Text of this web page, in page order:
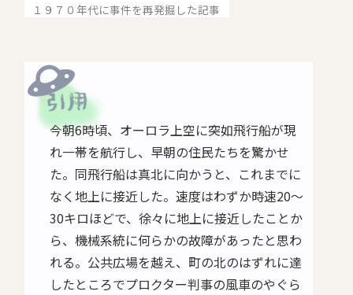
１９７０年代に事件を再発掘した記事
今朝6時頃、オーロラ上空に突如飛行船が現
れ一帯を航行し、早朝の住民たちを驚かせ
た。同飛行船は真北に向かうと、これまでに
なく地上に接近した。速度はわずか時速20～
30キロほどで、徐々に地上に接近したことか
ら、機械系統に何らかの故障があったと思わ
れる。公共広場を越え、町の北のはずれに達
したところでプロクター判事の風車のやぐら